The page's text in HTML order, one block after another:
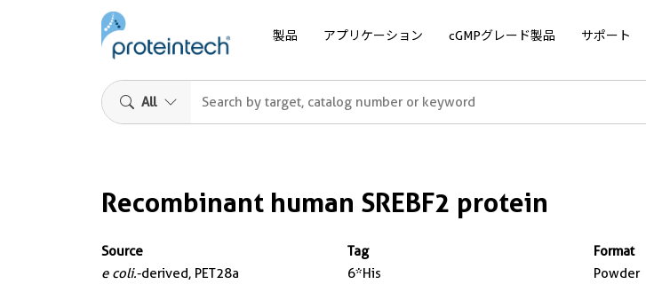
製品 アプリケーション cGMPグレード製品 サポート
All
Recombinant human SREBF2 protein
Source
e coli.-derived, PET28a
Tag
6*His
Format
Powder